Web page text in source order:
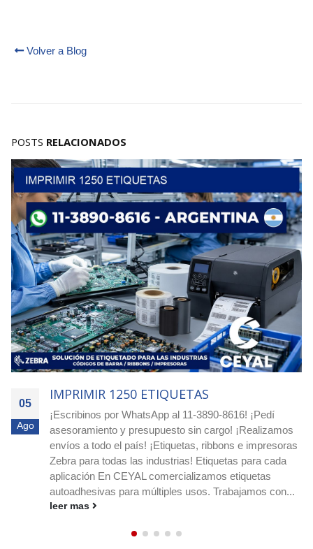
Volver a Blog
POSTS RELACIONADOS
IMPRIMIR 4000 ETIQUETAS
Agilizá tus pocesos! Cotizá ya con nuestro equipo
experto! Escribimos a nuestro whatsapp: 11-3890-
o a nuestro e-mailceyal@ceyal.com.arEtiquetas
adhesivas para imprimir que agilizan la
stock y los envíos en cualquier rubro. Conocé
medidas, materiales y ribbons....
leer mas